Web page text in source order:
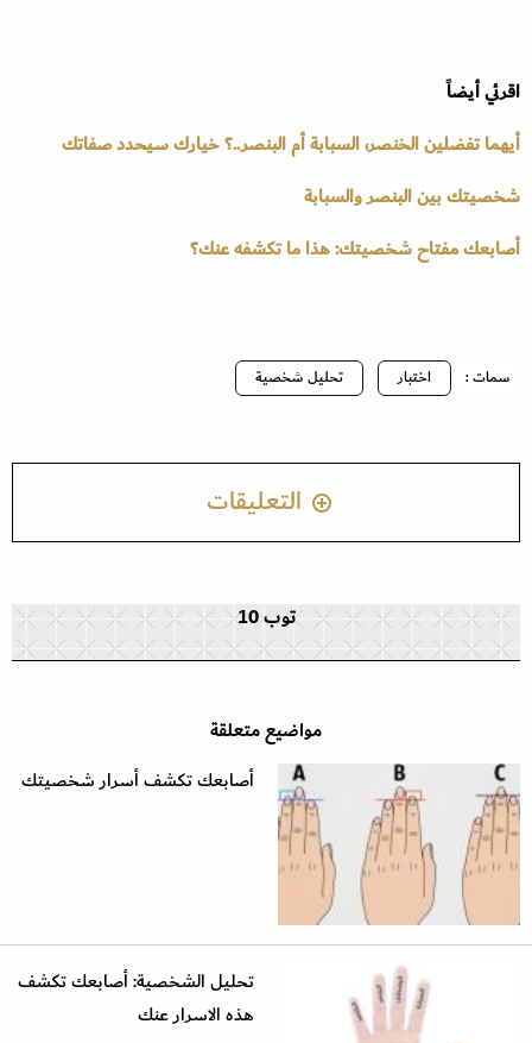
اقرئي أيضاً
أيهما تفضلين الخنصر، السبابة أم البنصر..؟ خيارك سيحدد صفاتك
شخصيتك بين البنصر والسبابة
أصابعك مفتاح شخصيتك: هذا ما تكشفه عنك؟
سمات : اختبار تحليل شخصية
التعليقات
توب 10
مواضيع متعلقة
أصابعك تكشف أسرار شخصيتك
تحليل الشخصية: أصابعك تكشف
هذه الاسرار عنك